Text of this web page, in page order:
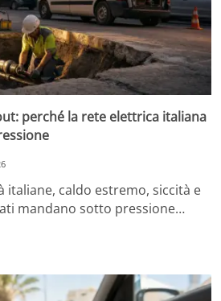
perché la rete elettrica italiana
italiane, caldo estremo, siccità e
mandano sotto pressione…